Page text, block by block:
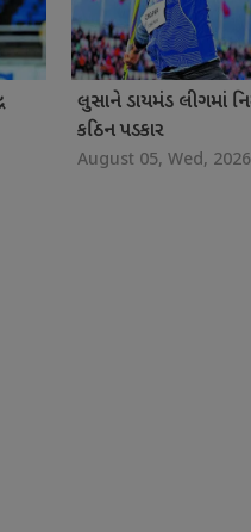
લુસાને ડાયમંડ લીગમાં
કઠિન પડકાર
August 05, Wed, 2026